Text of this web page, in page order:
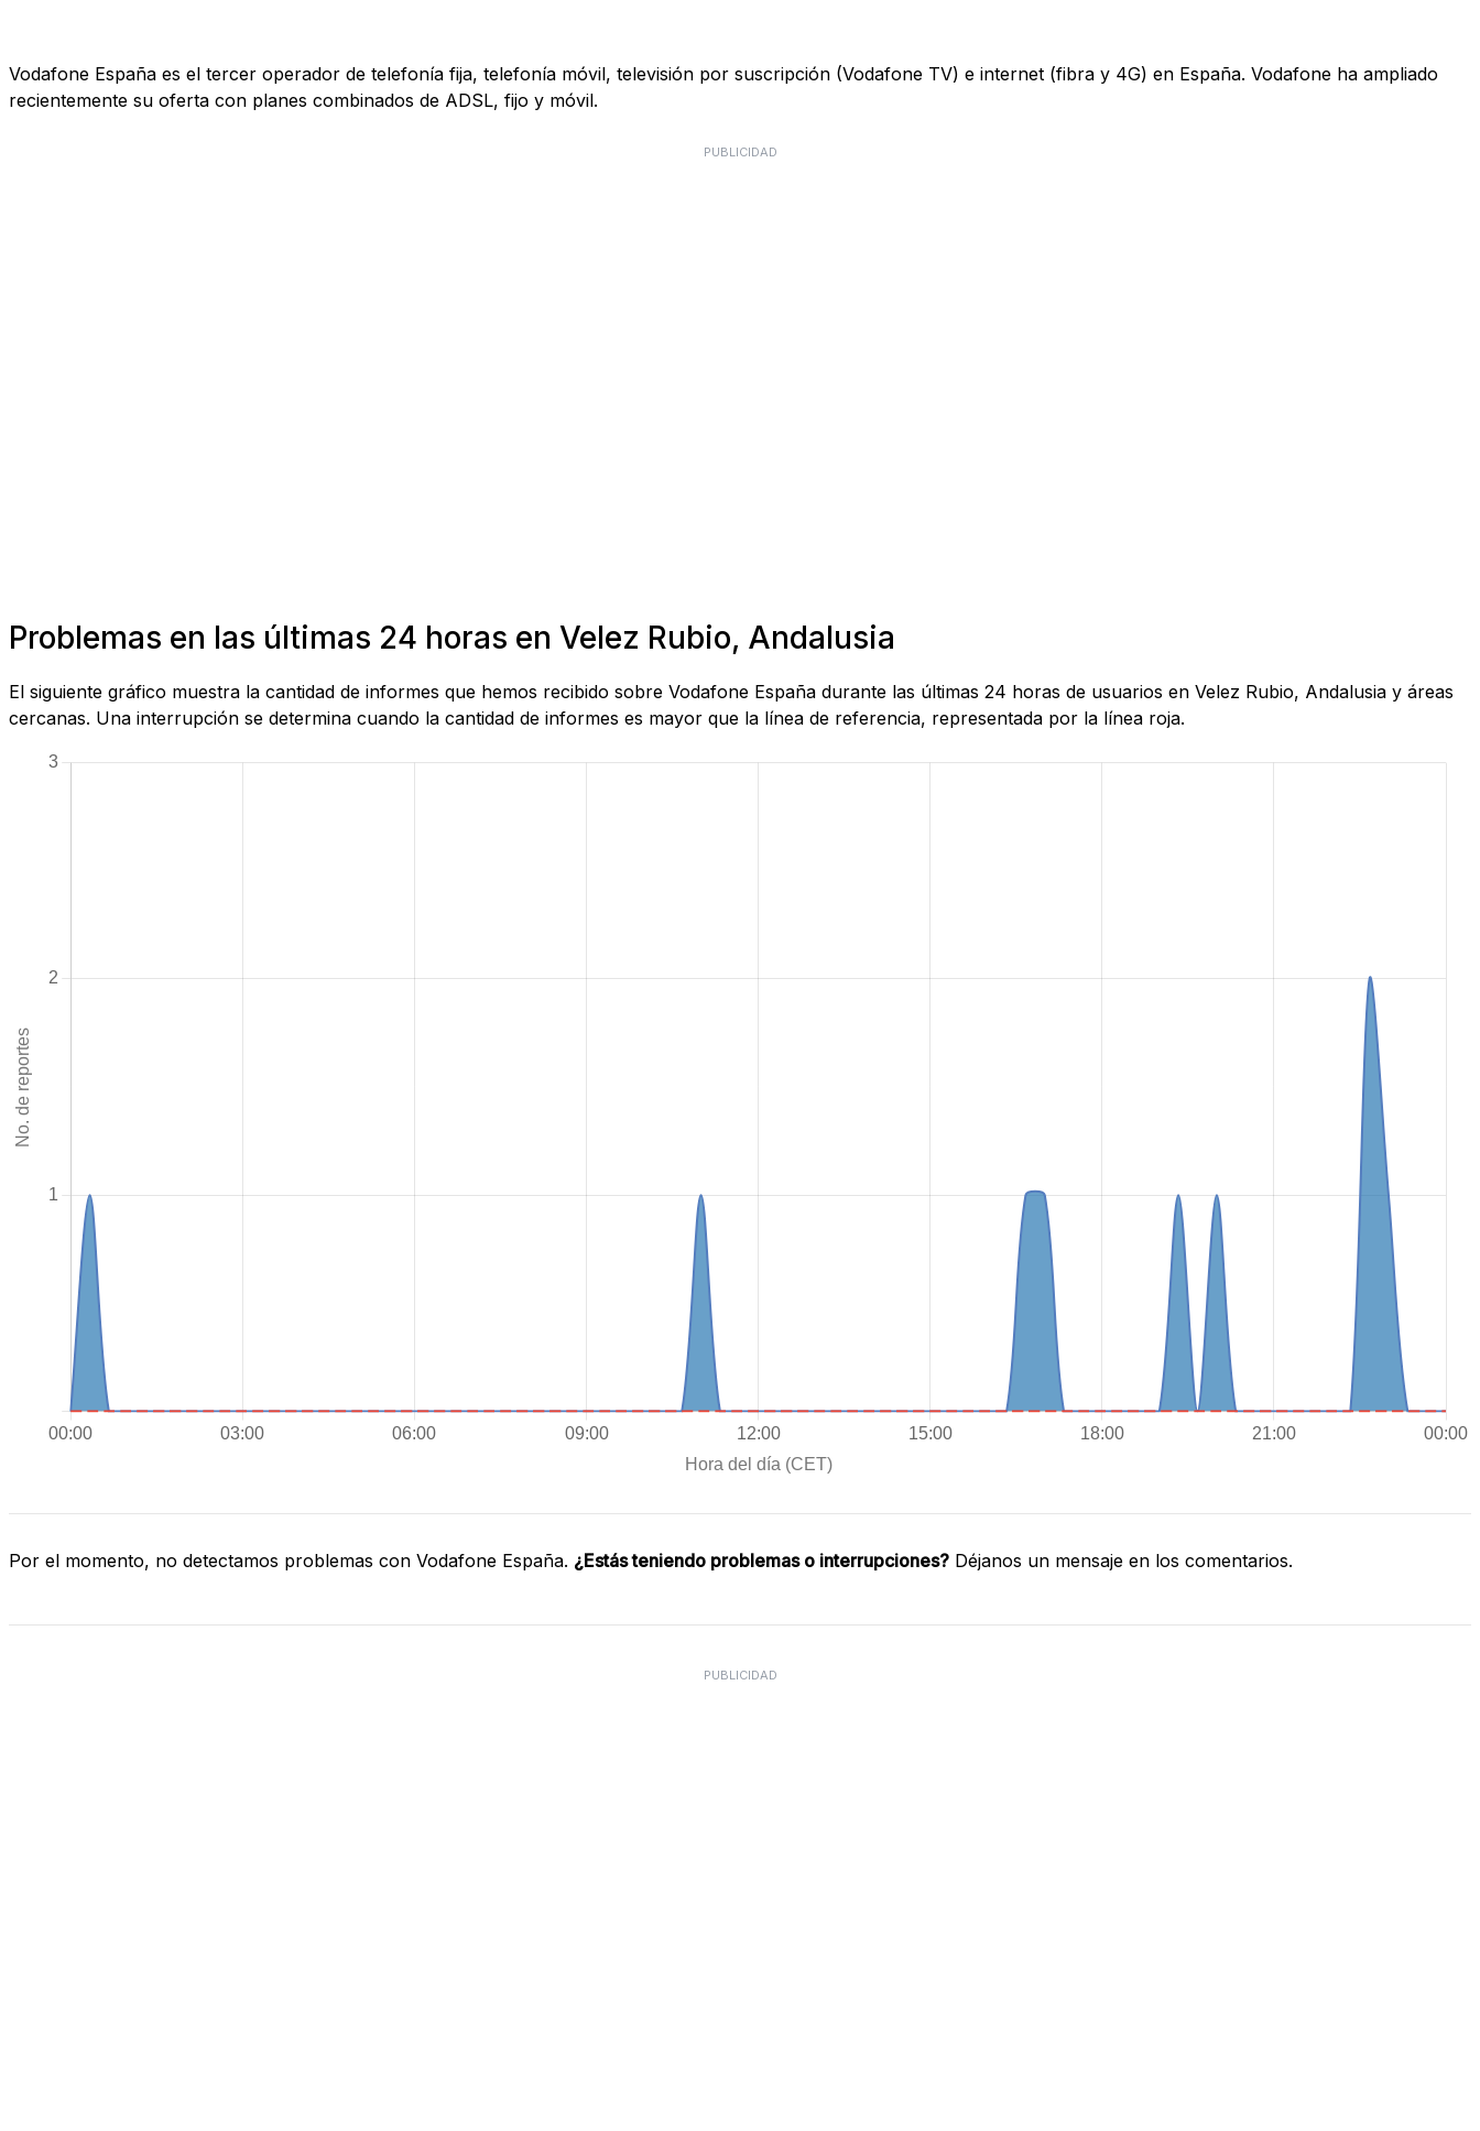
Vodafone España es el tercer operador de telefonía fija, telefonía móvil, televisión por suscripción (Vodafone TV) e internet (fibra y 4G) en España. Vodafone ha ampliado
recientemente su oferta con planes combinados de ADSL, fijo y móvil.
PUBLICIDAD
Problemas en las últimas 24 horas en Velez Rubio, Andalusia
El siguiente gráfico muestra la cantidad de informes que hemos recibido sobre Vodafone España durante las últimas 24 horas de usuarios en Velez Rubio, Andalusia y áreas
cercanas. Una interrupción se determina cuando la cantidad de informes es mayor que la línea de referencia, representada por la línea roja.
Por el momento, no detectamos problemas con Vodafone España. ¿Estás teniendo problemas o interrupciones? Déjanos un mensaje en los comentarios.
PUBLICIDAD